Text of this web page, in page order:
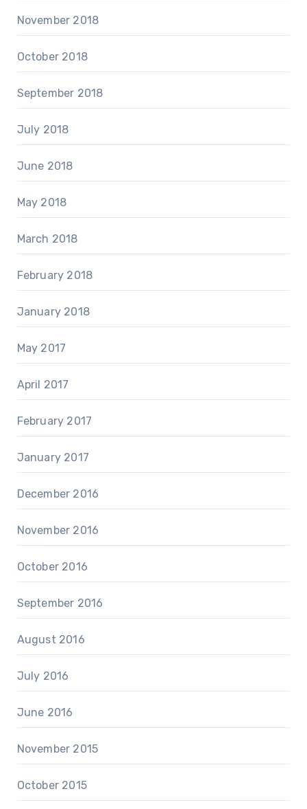
November 2018
October 2018
September 2018
July 2018
June 2018
May 2018
March 2018
February 2018
January 2018
May 2017
April 2017
February 2017
January 2017
December 2016
November 2016
October 2016
September 2016
August 2016
July 2016
June 2016
November 2015
October 2015